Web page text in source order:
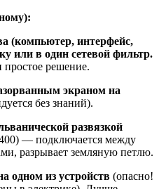
(компьютер, интерфейс,
или в один сетевой фильтр.
решение.
экраном на
без знаний).
развязкой
— подключается между
разрывает земляную петлю.
одном из устройств (опасно!